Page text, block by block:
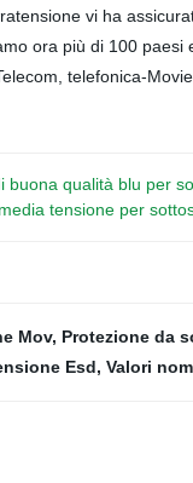
vi ha
ora più di 100
telefonica-
buona qualità blu per
tensione per
Mov, Protezione da
Esd, Valori